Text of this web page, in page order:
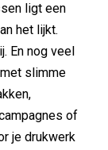
ligt een
het lijkt.
En nog veel
slimme
of
je drukwerk